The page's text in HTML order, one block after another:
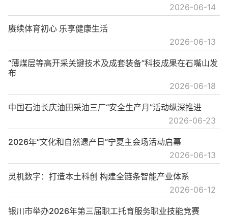
2026-06-14
2026-06-13
赓续体育初心 乐享健康生活
2026-06-18
“薄煤层等高开采关键技术及成套装备”科技成果在石嘴山发
布
2026-06-23
中国石油长庆油田采油三厂“安全生产月”活动纵深推进
2026-06-13
2026年“文化和自然遗产日”宁夏主会场活动启幕
2026-06-12
灵机数字：打造本土科创 构建全链条智能产业体系
银川市举办2026年第三届职工托育服务职业技能竞赛